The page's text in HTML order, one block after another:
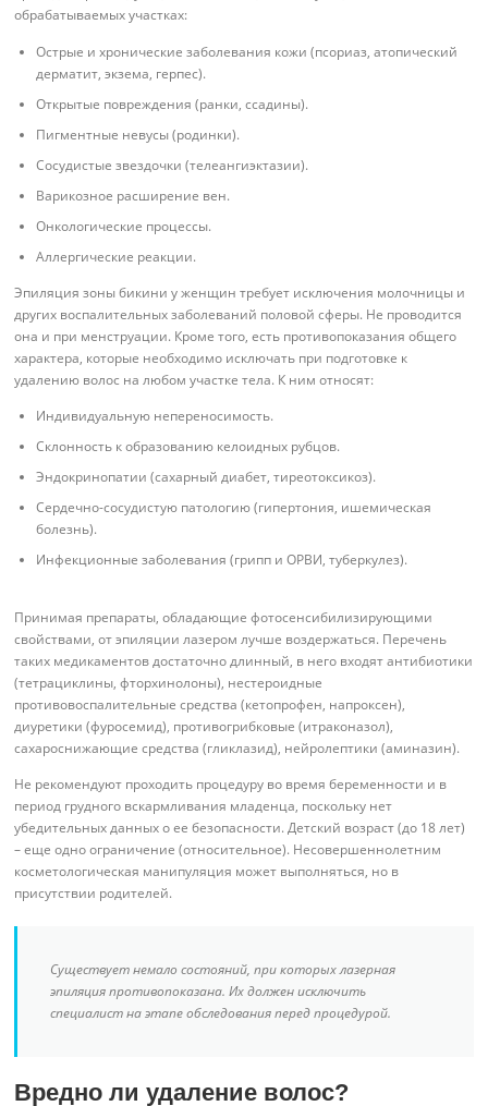
обрабатываемых участках:
Острые и хронические заболевания кожи (псориаз, атопический
дерматит, экзема, герпес).
Открытые повреждения (ранки, ссадины).
Пигментные невусы (родинки).
Сосудистые звездочки (телеангиэктазии).
Варикозное расширение вен.
Онкологические процессы.
Аллергические реакции.
Эпиляция зоны бикини у женщин требует исключения молочницы и
других воспалительных заболеваний половой сферы. Не проводится
она и при менструации. Кроме того, есть противопоказания общего
характера, которые необходимо исключать при подготовке к
удалению волос на любом участке тела. К ним относят:
Индивидуальную непереносимость.
Склонность к образованию келоидных рубцов.
Эндокринопатии (сахарный диабет, тиреотоксикоз).
Сердечно-сосудистую патологию (гипертония, ишемическая
болезнь).
Инфекционные заболевания (грипп и ОРВИ, туберкулез).
Принимая препараты, обладающие фотосенсибилизирующими
свойствами, от эпиляции лазером лучше воздержаться. Перечень
таких медикаментов достаточно длинный, в него входят антибиотики
(тетрациклины, фторхинолоны), нестероидные
противовоспалительные средства (кетопрофен, напроксен),
диуретики (фуросемид), противогрибковые (итраконазол),
сахароснижающие средства (гликлазид), нейролептики (аминазин).
Не рекомендуют проходить процедуру во время беременности и в
период грудного вскармливания младенца, поскольку нет
убедительных данных о ее безопасности. Детский возраст (до 18 лет)
– еще одно ограничение (относительное). Несовершеннолетним
косметологическая манипуляция может выполняться, но в
присутствии родителей.
Существует немало состояний, при которых лазерная
эпиляция противопоказана. Их должен исключить
специалист на этапе обследования перед процедурой.
Вредно ли удаление волос?